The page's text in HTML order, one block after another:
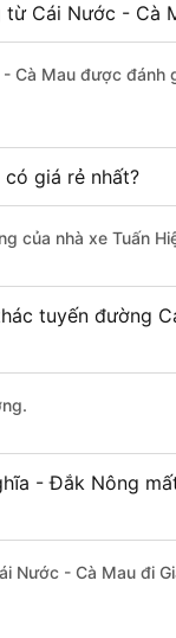
Cái Nước - Cà
Cà Mau được
giá rẻ nhất?
của nhà xe Tuấn
tuyến đường
- Đắk Nông
Nước - Cà Mau đi